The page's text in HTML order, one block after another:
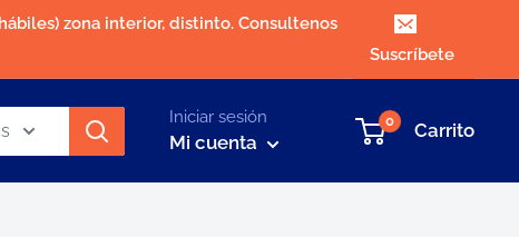
zona interior, distinto. Consultenos
Suscríbete
Iniciar sesión
Mi cuenta
0 Carrito